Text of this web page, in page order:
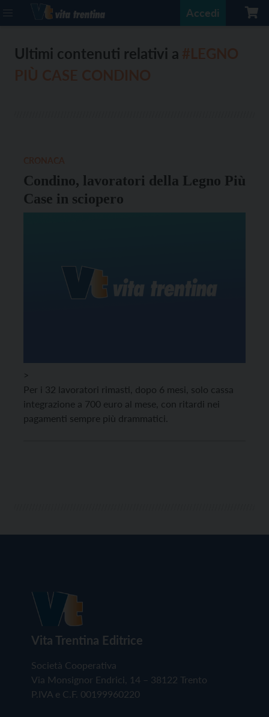
Accedi
Ultimi contenuti relativi a
Condino, lavoratori della Legno Più
Case in sciopero
>
Per i 32 lavoratori rimasti, dopo 6 mesi, solo cassa
integrazione a 700 euro al mese, con ritardi nei
pagamenti sempre più drammatici.
Vita Trentina Editrice
Società Cooperativa
Via Monsignor Endrici, 14 – 38122 Trento
P.IVA e C.F. 00199960220